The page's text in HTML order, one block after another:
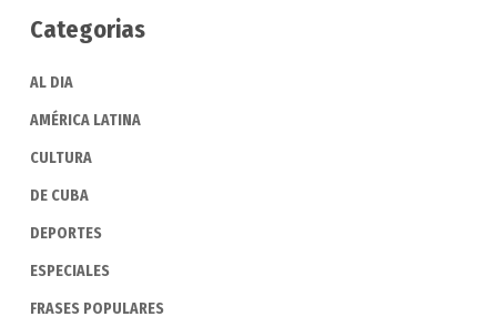
Categorias
AL DIA
AMÉRICA LATINA
CULTURA
DE CUBA
DEPORTES
ESPECIALES
FRASES POPULARES